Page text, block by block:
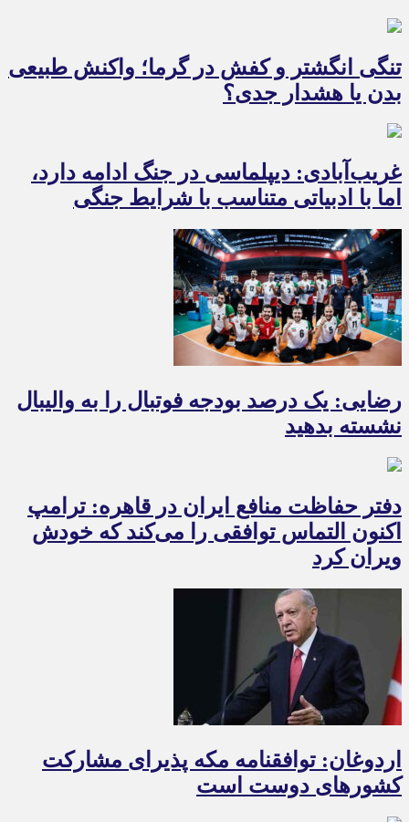
تنگی انگشتر و کفش در گرما؛ واکنش طبیعی
بدن یا هشدار جدی؟
غریب‌آبادی: دیپلماسی در جنگ ادامه دارد،
اما با ادبیاتی متناسب با شرایط جنگی
رضایی: یک درصد بودجه فوتبال را به والیبال
نشسته بدهید
دفتر حفاظت منافع ایران در قاهره: ترامپ
اکنون التماس توافقی را می‌کند که خودش
ویران کرد
اردوغان: توافقنامه مکه پذیرای مشارکت
کشورهای دوست است